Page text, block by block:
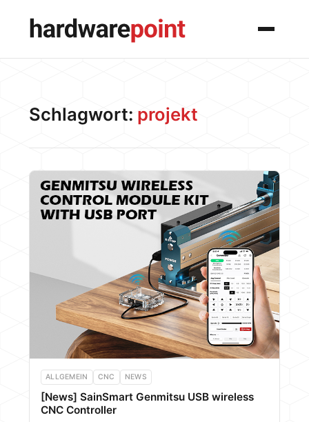
Menü
Schlagwort: projekt
ALLGEMEIN CNC NEWS
[News] SainSmart Genmitsu USB wireless
CNC Controller